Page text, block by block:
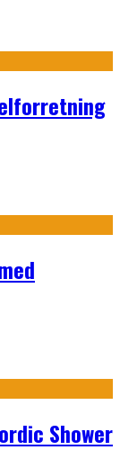
Shower